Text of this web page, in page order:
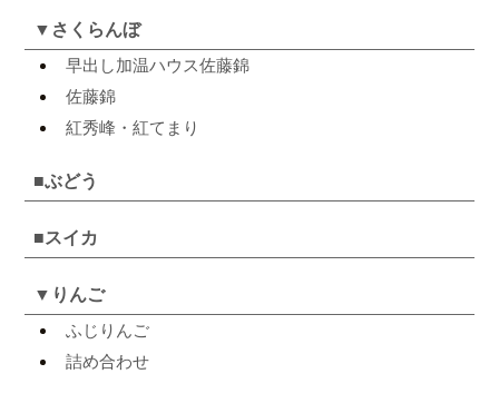
▼ さくらんぼ
早出し加温ハウス佐藤錦
佐藤錦
紅秀峰・紅てまり
■ぶどう
■スイカ
▼ りんご
ふじりんご
詰め合わせ